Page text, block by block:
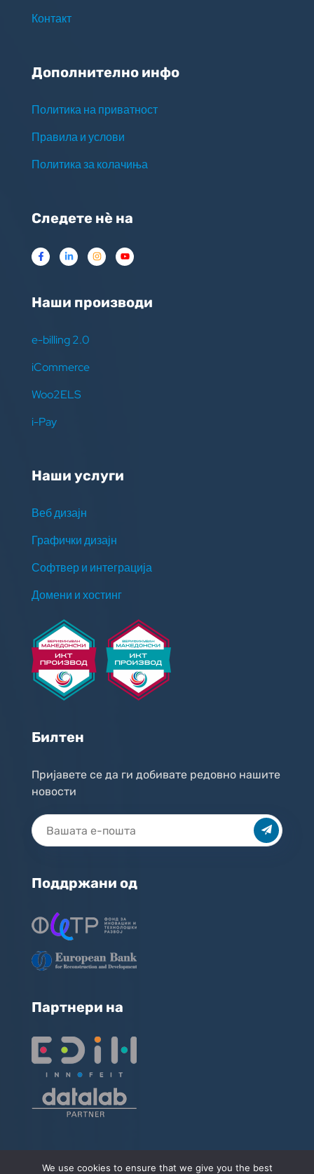
Контакт
Дополнително инфо
Политика на приватност
Правила и услови
Политика за колачиња
Следете нѐ на
Наши производи
e-billing 2.0
iCommerce
Woo2ELS
i-Pay
Наши услуги
Веб дизајн
Графички дизајн
Софтвер и интеграција
Домени и хостинг
Билтен
Пријавете се да ги добивате редовно нашите
новости
Поддржани од
Партнери на
We use cookies to ensure that we give you the best